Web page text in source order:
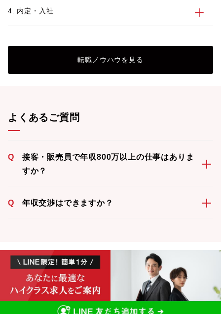
4. 内定・入社
転職ノウハウを見る
よくあるご質問
Q
接客・販売員で年収800万以上の仕事はありま
すか？
Q 年収交渉はできますか？